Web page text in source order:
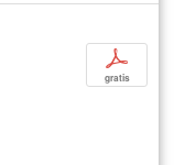
p
gratis